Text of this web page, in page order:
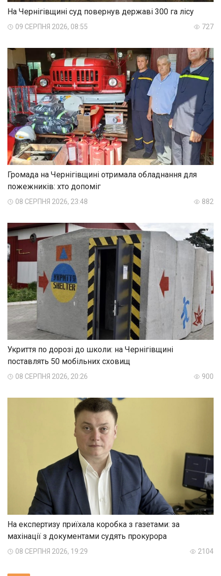
На Чернігівщині суд повернув державі 300 га лісу
09 СЕРПНЯ 2026, 08:55 727
Громада на Чернігівщині отримала обладнання для
пожежників: хто допоміг
08 СЕРПНЯ 2026, 23:48 882
Укриття по дорозі до школи: на Чернігівщині
поставлять 50 мобільних сховищ
08 СЕРПНЯ 2026, 20:26 900
На експертизу приїхала коробка з газетами: за
махінації з документами судять прокурора
08 СЕРПНЯ 2026, 19:29 2104